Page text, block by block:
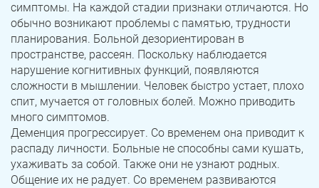
симптомы. На каждой стадии признаки отличаются. Но
обычно возникают проблемы с памятью, трудности
планирования. Больной дезориентирован в
пространстве, рассеян. Поскольку наблюдается
нарушение когнитивных функций, появляются
сложности в мышлении. Человек быстро устает, плохо
спит, мучается от головных болей. Можно приводить
много симптомов.
Деменция прогрессирует. Со временем она приводит к
распаду личности. Больные не способны сами кушать,
ухаживать за собой. Также они не узнают родных.
Общение их не радует. Со временем развиваются